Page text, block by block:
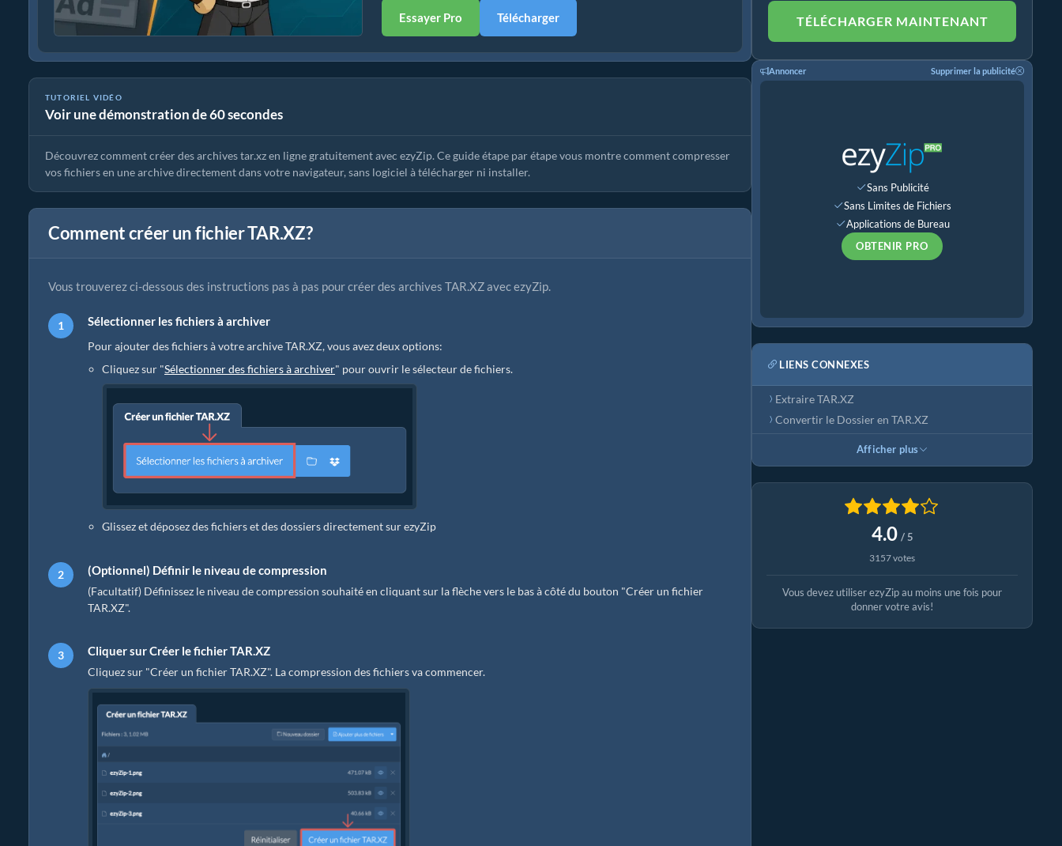
Essayer Pro Télécharger
TUTORIEL VIDÉO
Voir une démonstration de 60 secondes
Comment créer des archives tar.xz en ligne avec ezyZip (gratuit, sans installation)
Découvrez comment créer des archives tar.xz en ligne gratuitement avec ezyZip. Ce guide étape par étape vous montre comment compresser
vos fichiers en une archive directement dans votre navigateur, sans logiciel à télécharger ni installer.
Comment créer un fichier TAR.XZ?
Vous trouverez ci-dessous des instructions pas à pas pour créer des archives TAR.XZ avec ezyZip.
Sélectionner les fichiers à archiver
Pour ajouter des fichiers à votre archive TAR.XZ, vous avez deux options:
Cliquez sur "Sélectionner des fichiers à archiver" pour ouvrir le sélecteur de fichiers.
Glissez et déposez des fichiers et des dossiers directement sur ezyZip
(Optionnel) Définir le niveau de compression
(Facultatif) Définissez le niveau de compression souhaité en cliquant sur la flèche vers le bas à côté du bouton "Créer un fichier
TAR.XZ".
Cliquer sur Créer le fichier TAR.XZ
Cliquez sur "Créer un fichier TAR.XZ". La compression des fichiers va commencer.
TÉLÉCHARGER MAINTENANT
Annoncer Supprimer la publicité
Sans Publicité
Sans Limites de Fichiers
Applications de Bureau
OBTENIR PRO
LIENS CONNEXES
Extraire TAR.XZ
Convertir le Dossier en TAR.XZ
Afficher plus
4.0 / 5
3157 votes
Vous devez utiliser ezyZip au moins une fois pour
donner votre avis!